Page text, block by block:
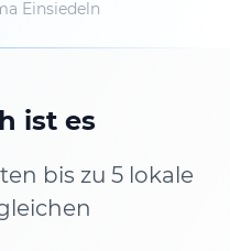
Einsiedeln
ist es
bis zu 5 lokale